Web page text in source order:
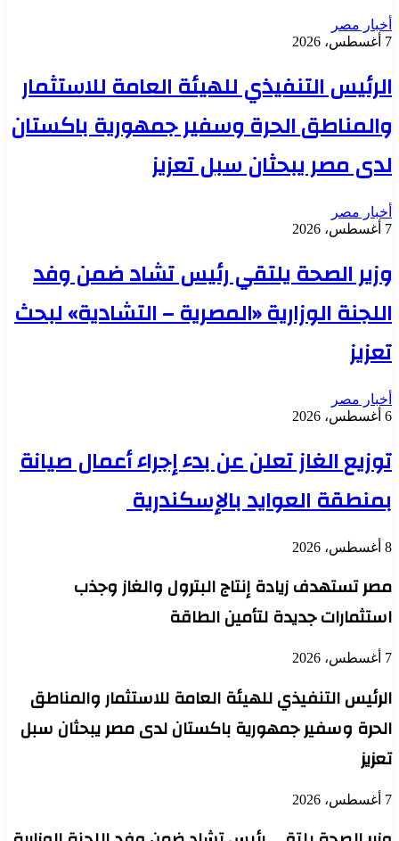
أخبار مصر
7 أغسطس، 2026
الرئيس التنفيذي للهيئة العامة للاستثمار
والمناطق الحرة وسفير جمهورية باكستان
لدى مصر يبحثان سبل تعزيز
أخبار مصر
7 أغسطس، 2026
وزير الصحة يلتقي رئيس تشاد ضمن وفد
اللجنة الوزارية «المصرية – التشادية» لبحث
تعزيز
أخبار مصر
6 أغسطس، 2026
توزيع الغاز تعلن عن بدء إجراء أعمال صيانة
بمنطقة العوايد بالإسكندرية
8 أغسطس، 2026
مصر تستهدف زيادة إنتاج البترول والغاز وجذب
استثمارات جديدة لتأمين الطاقة
7 أغسطس، 2026
الرئيس التنفيذي للهيئة العامة للاستثمار والمناطق
الحرة وسفير جمهورية باكستان لدى مصر يبحثان سبل
تعزيز
7 أغسطس، 2026